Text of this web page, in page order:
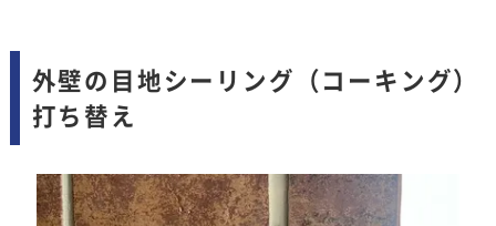
外壁の目地シーリング（コーキング）
打ち替え